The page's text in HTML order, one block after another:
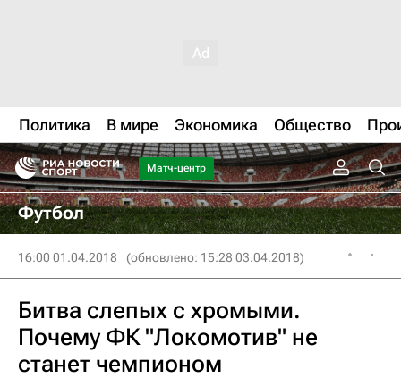
Политика В мире Экономика Общество
Матч-центр
Футбол
16:00 01.04.2018 (обновлено: 15:28 03.04.2018)
Битва слепых с хромыми.
Почему ФК "Локомотив" не
станет чемпионом